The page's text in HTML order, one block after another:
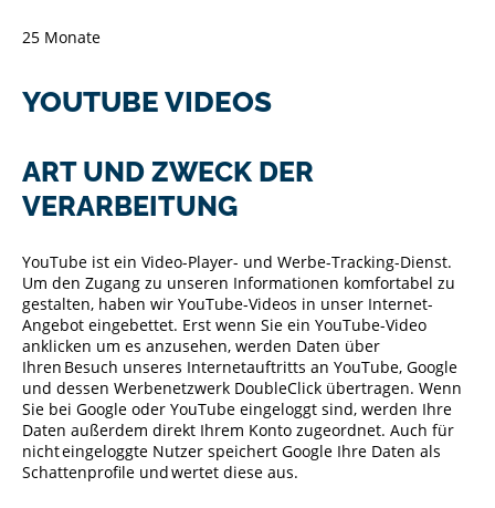
25 Monate
YOUTUBE VIDEOS
ART UND ZWECK DER
VERARBEITUNG
YouTube ist ein Video-Player- und Werbe-Tracking-Dienst.
Um den Zugang zu unseren Informationen komfortabel zu
gestalten, haben wir YouTube-Videos in unser Internet-
Angebot eingebettet. Erst wenn Sie ein YouTube-Video
anklicken um es anzusehen, werden Daten über
Ihren Besuch unseres Internetauftritts an YouTube, Google
und dessen Werbenetzwerk DoubleClick übertragen. Wenn
Sie bei Google oder YouTube eingeloggt sind, werden Ihre
Daten außerdem direkt Ihrem Konto zugeordnet. Auch für
nicht eingeloggte Nutzer speichert Google Ihre Daten als
Schattenprofile und wertet diese aus.